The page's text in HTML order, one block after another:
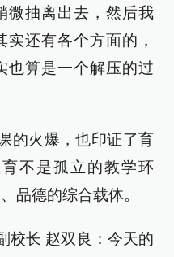
微抽离出去，然后我
还有各个方面的，
也算是一个解压的过
的火爆，也印证了育
不是孤立的教学环
品德的综合载体。
校长 赵双良：今天的